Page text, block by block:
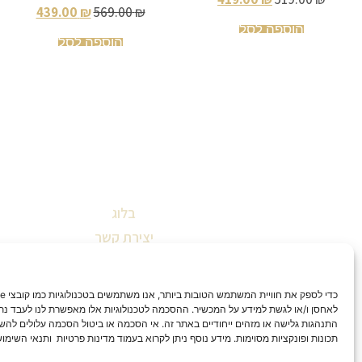
לאחסן ו/או לגשת למידע על המכשיר. ההסכמה לטכנולוגיות אלו מאפשרת לנו לעבד
התנהגות גלישה או מזהים ייחודיים באתר זה. אי הסכמה או ביטול הסכמה עלולים
תכונות ופונקציות מסוימות. מידע נוסף ניתן לקרוא בעמוד מדינות פרטיות ותנאי
הוספה לסל
₪
569.00
₪
הוספה לסל
בלוג
יצירת קשר
הצהרת נגישות
מדיניות החזרות וביטולים